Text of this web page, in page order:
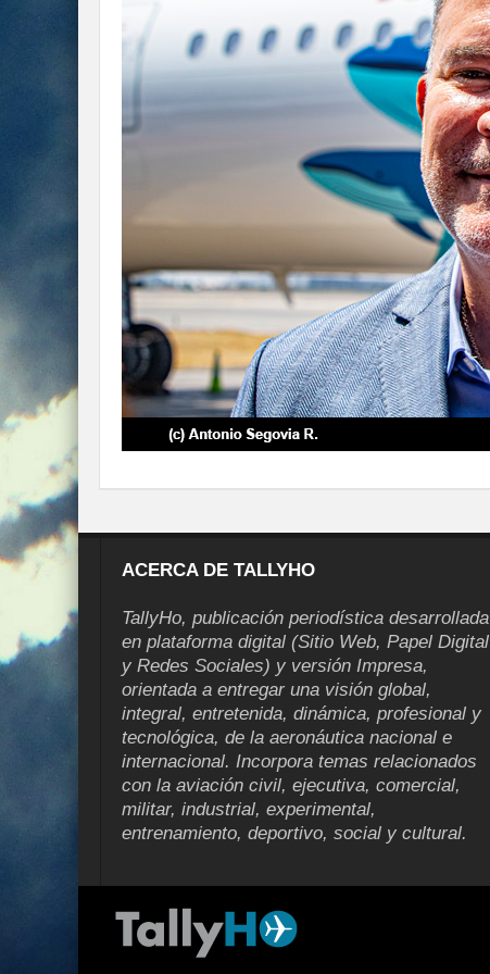
ACERCA DE TALLYHO
TallyHo, publicación periodística desarrollada
en plataforma digital (Sitio Web, Papel Digital
y Redes Sociales) y versión Impresa,
orientada a entregar una visión global,
integral, entretenida, dinámica, profesional y
tecnológica, de la aeronáutica nacional e
internacional. Incorpora temas relacionados
con la aviación civil, ejecutiva, comercial,
militar, industrial, experimental,
entrenamiento, deportivo, social y cultural.